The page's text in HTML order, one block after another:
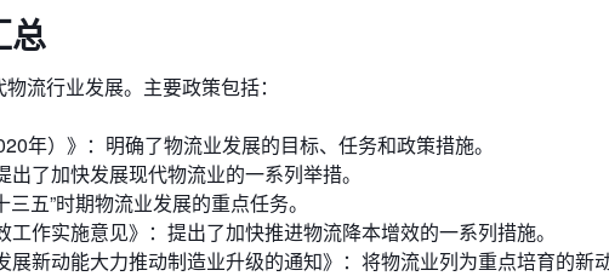
总
流行业发展。主要政策包括：
年）》：明确了物流业发展的目标、任务和政策措施。
了加快发展现代物流业的一系列举措。
三五”时期物流业发展的重点任务。
工作实施意见》：提出了加快推进物流降本增效的一系列措施。
展新动能大力推动制造业升级的通知》：将物流业列为重点培育的新